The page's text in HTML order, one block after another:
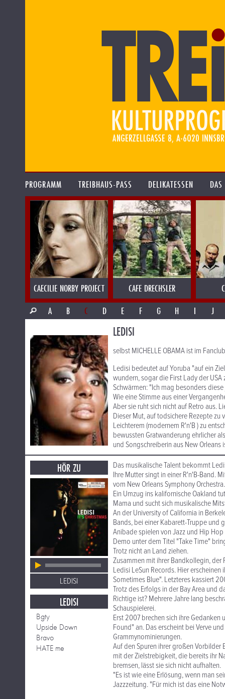
PROGRAMM TREIBHAUS-PASS DELIKATESSEN
CAECILIE NORBY PROJECT CAFE DRECHSLER
A
B C D E F G H I J
LEDISI
selbst MICHELLE OBAMA ist im
Ledisi bedeutet auf Yoruba "auf ein
wundern, sogar die First Lady der
Schwärmen: "Ich mag besonders
Wie eine Stimme aus einer
Aber sie ruht sich nicht auf Retro aus.
Dieser Mut, auf todsichere Rezepte zu
Leichterem (modernem R'n'B ) zu
bewussten Gratwanderung ehrlicher
und Songschreiberin aus New Orleans
HÖR ZU
LEDISI
LEDISI
Bgty
Upside Down
Bravo
HATE me
Das musikalische Talent bekommt
Ihre Mutter singt in einer R'n'B-Band.
vom New Orleans Symphony Orchestra.
Ein Umzug ins kalifornische Oakland
Mama und sucht sich musikalische
An der University of California in
Bands, bei einer Kabarett-Truppe und
Anibade spielen von Jazz und Hip
Demo unter dem Titel "Take Time"
Trotz nicht an Land ziehen.
Zusammen mit ihrer Bandkollegin,
Ledisi LeSun Records. Hier
Sometimes Blue". Letzteres kassiert
Trotz des Erfolgs in der Bay Area und
Richtige ist? Mehrere Jahre lang
Schauspielerei.
Erst 2007 brechen sich ihre
Found" an. Das erscheint bei Verve
Grammynominierungen.
Auf den Spuren ihrer großen Vorbilder
mit der Zielstrebigkeit, die bereits ihr
bremsen, lässt sie sich nicht aufhalten.
"Es ist wie eine Erlösung, wenn man
Jazzzeitung. "Für mich ist das eine